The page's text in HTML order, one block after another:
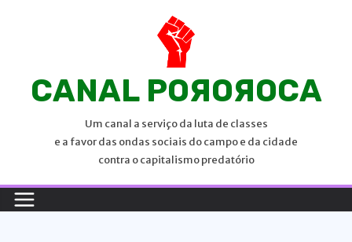
CANAL POЯOЯOCA
Um canal a serviço da luta de classes
e a favor das ondas sociais do campo e da cidade
contra o capitalismo predatório